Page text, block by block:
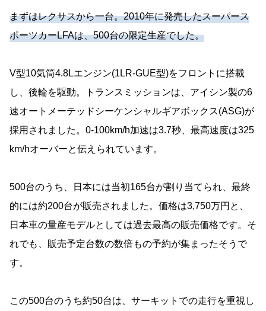
まずはレクサスから一台。2010年に発売したスーパース
ポーツカーLFAは、500台の限定生産でした。
V型10気筒4.8Lエンジン(1LR-GUE型)をフロントに搭載
し、後輪を駆動。トランスミッションは、アイシン製の6
速オートメーテッドシーケンシャルギアボックス(ASG)が
採用されました。0-100km/h加速は3.7秒、最高速度は325
km/hオーバーと伝えられています。
500台のうち、日本には当初165台が割り当てられ、最終
的には約200台が販売されました。価格は3,750万円と、
日本車の量産モデルとしては過去最高の販売価格です。そ
れでも、販売予定台数の数倍もの予約が集まったそうで
す。
この500台のうち約50台は、サーキットでの走行を重視し